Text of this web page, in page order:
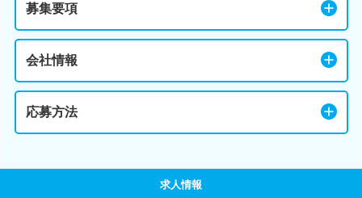
募集要項
会社情報
応募方法
求人情報